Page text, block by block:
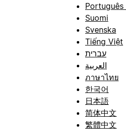
Português
Suomi
Svenska
Tiếng Việt
עברית
العربية
ภาษาไทย
한국어
日本語
简体中文
繁體中文